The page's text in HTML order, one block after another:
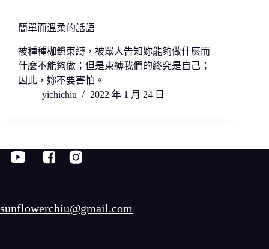
簡單而溫柔的話語
被種種枷鎖束縛，被眾人告知妳能夠做什麼而
什麼不能夠做；但是束縛我們的終究是自己；
因此，妳不要害怕。
yichichiu
2022 年 1 月 24 日
sunflowerchiu@gmail.com